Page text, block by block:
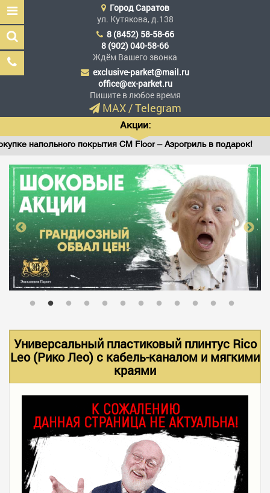
Эксклюзив Паркет
Мы сделали эксклюзив
доступным
ГЛАВНАЯ
АССОРТИМЕНТ
В НАЛИЧИИ
ФОТО РАБОТ
ГородСаратов
ул. Кутякова, д.138
8 (8452) 58-58-66
8 (902) 040-58-66
Ждём Вашего звонка
exclusive-parket@mail.ru
office@ex-parket.ru
Пишите в любое время
MAX/Telegram
Акции:
покрытия CM Floor – Аэрогриль в подарок!
Универсальный пластиковый плинтус Rico
Leo (Рико Лео) с кабель-каналом и мягкими
краями